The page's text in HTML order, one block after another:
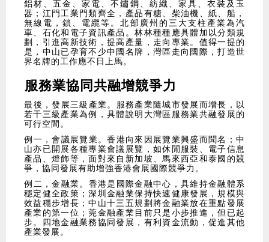
鋁材、五金、家電、不鏽鋼、紡織、家具、衣裝及玉
器；江門工業門類齊全，產品有糖、柴油機、紙、船，
無線電，鎖、電纜等。北部廣州的三大支柱產業為汽
車、石化和電子資訊產品。林林種種應具體加以分類規
劃，引進高新技術，提高產量，走向專業。值得一提的
是，中山已孕育不少中國名牌，灣區走向國際，打造世
界名牌的工作應不日上馬。
服務業協同共融增競爭力
​最後，發展三級產業。服務產業隨城市發展而增長，以
若干三級產業為例，具體說明大灣區服務業共融發展的
可行空間。
​例一，會議展覽業。香港向來因展覽業興盛而聞名；中
山亦已開展各種專業會議展覽，如休閒服裝、電子信息
產品、燈飾等，面對來自新加坡、馬來西亞和泰國的競
爭，協同發展有助增強香港會展國際競爭力。
​例二，金融業。香港是國際金融中心，具維持金融體系
穩定健全政策；深圳金融業保持快速健康發展，規模與
效益穩步增長；中山十三五規劃將金融業放在重點發展
產業的第一位；莞金融產業目前只是小步推進，但已起
步。四地金融業務協同發展，有利資金流動，促進其他
產業發展。